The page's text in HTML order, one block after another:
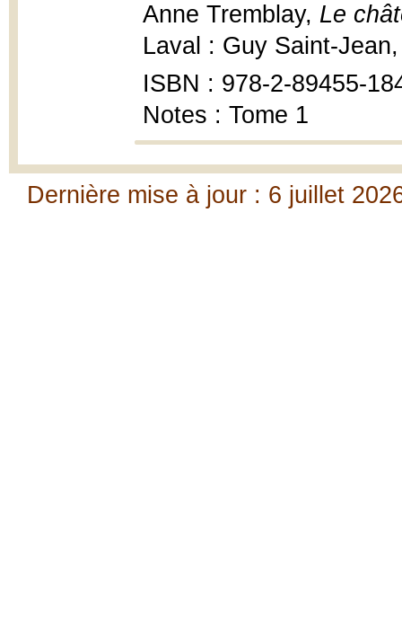
Anne Tremblay, Le
Laval : Guy Saint-
ISBN : 978-2-89455-
Notes : Tome 1
Dernière mise à jour : 6 juillet